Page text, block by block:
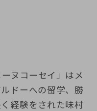
ヌコーセイ」はメ
ドーへの留学、勝
経験をされた味村